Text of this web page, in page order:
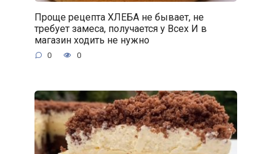
Проще рецепта ХЛЕБА не бывает, не
требует замеса, получается у Всех И в
магазин ходить не нужно
0 0